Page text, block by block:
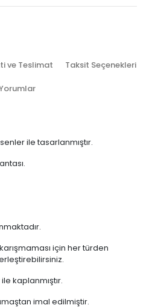
ve Teslimat Taksit Seçenekleri
ile tasarlanmıştır.
için her türden
kaplanmıştır.
imal edilmiştir.